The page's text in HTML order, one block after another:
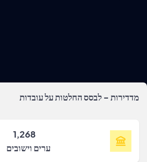
מדדירות - לבסס החלטות על עובדות
1,268
ערים וישובים